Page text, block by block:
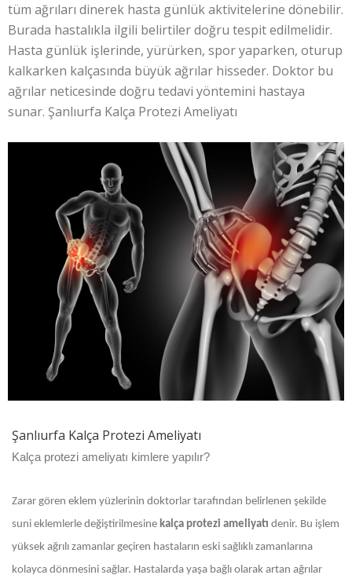
tüm ağrıları dinerek hasta günlük aktivitelerine dönebilir.
Burada hastalıkla ilgili belirtiler doğru tespit edilmelidir.
Hasta günlük işlerinde, yürürken, spor yaparken, oturup
kalkarken kalçasında büyük ağrılar hisseder. Doktor bu
ağrılar neticesinde doğru tedavi yöntemini hastaya
sunar. Şanlıurfa Kalça Protezi Ameliyatı
Şanlıurfa Kalça Protezi Ameliyatı
Kalça protezi ameliyatı kimlere yapılır?
Zarar gören eklem yüzlerinin doktorlar tarafından belirlenen şekilde
suni eklemlerle değiştirilmesine kalça protezi ameliyatı denir. Bu işlem
yüksek ağrılı zamanlar geçiren hastaların eski sağlıklı zamanlarına
kolayca dönmesini sağlar. Hastalarda yaşa bağlı olarak artan ağrılar